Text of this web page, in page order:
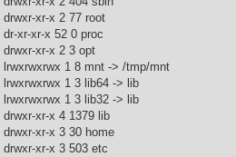
drwxr-xr-x 2 77 root
dr-xr-xr-x 52 0 proc
drwxr-xr-x 2 3 opt
lrwxrwxrwx 1 8 mnt -> /tmp/mnt
lrwxrwxrwx 1 3 lib64 -> lib
lrwxrwxrwx 1 3 lib32 -> lib
drwxr-xr-x 4 1379 lib
drwxr-xr-x 3 30 home
drwxr-xr-x 3 503 etc